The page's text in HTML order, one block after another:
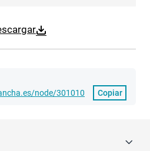
node/301010
Copiar